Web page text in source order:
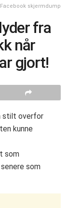
skjermdump
fra
når
gjort!
stilt overfor
kunne
som
som